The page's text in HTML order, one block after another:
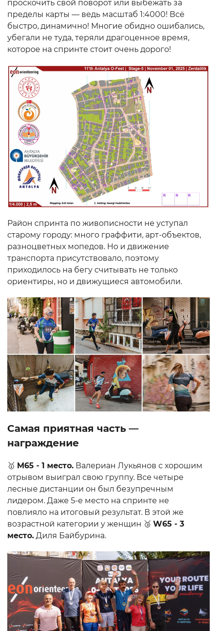
проскочить свой поворот или выбежать за
пределы карты — ведь масштаб 1:4000! Всё
быстро, динамично! Многие обидно ошибались,
убегали не туда, теряли драгоценное время,
которое на спринте стоит очень дорого!
Район спринта по живописности не уступал
старому городу: много граффити, арт-объектов,
разноцветных мопедов. Но и движение
транспорта присутствовало, поэтому
приходилось на бегу считывать не только
ориентиры, но и движущиеся автомобили.
Самая приятная часть —
награждение
🥇 М65 - 1 место. Валериан Лукьянов с хорошим
отрывом выиграл свою группу. Все четыре
лесные дистанции он был безупречным
лидером. Даже 5-е место на спринте не
повлияло на итоговый результат. В этой же
возрастной категории у женщин 🥉 W65 - 3
место. Диля Байбурина.